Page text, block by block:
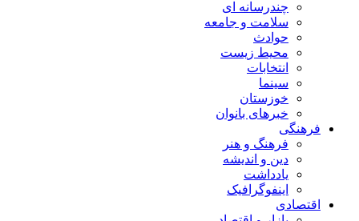
چندرسانه ای
سلامت و جامعه
حوادث
محیط زیست
انتخابات
سینما
خوزستان
خبرهای بانوان
فرهنگی
فرهنگ و هنر
دین و اندیشه
یادداشت
اینفوگرافیک
اقتصادی